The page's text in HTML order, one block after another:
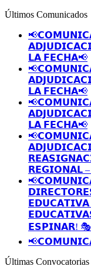
Últimos Comunicados
𝗟𝗔 𝗙𝗘𝗖𝗛𝗔📢
𝗟𝗔 𝗙𝗘𝗖𝗛𝗔📢
𝗟𝗔 𝗙𝗘𝗖𝗛𝗔📢
𝗥𝗘𝗚𝗜𝗢𝗡𝗔𝗟
𝗘𝗦𝗣𝗜𝗡𝗔𝗥!
Últimas Convocatorias